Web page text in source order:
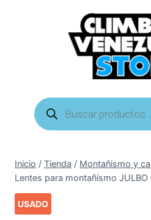
Búsqueda
de
productos
Inicio / Tienda / Montañismo y
Lentes para montañísmo JULBO
USADO